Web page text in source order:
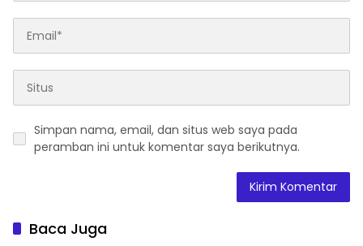
Simpan nama, email, dan situs web saya pada
peramban ini untuk komentar saya berikutnya.
Baca Juga